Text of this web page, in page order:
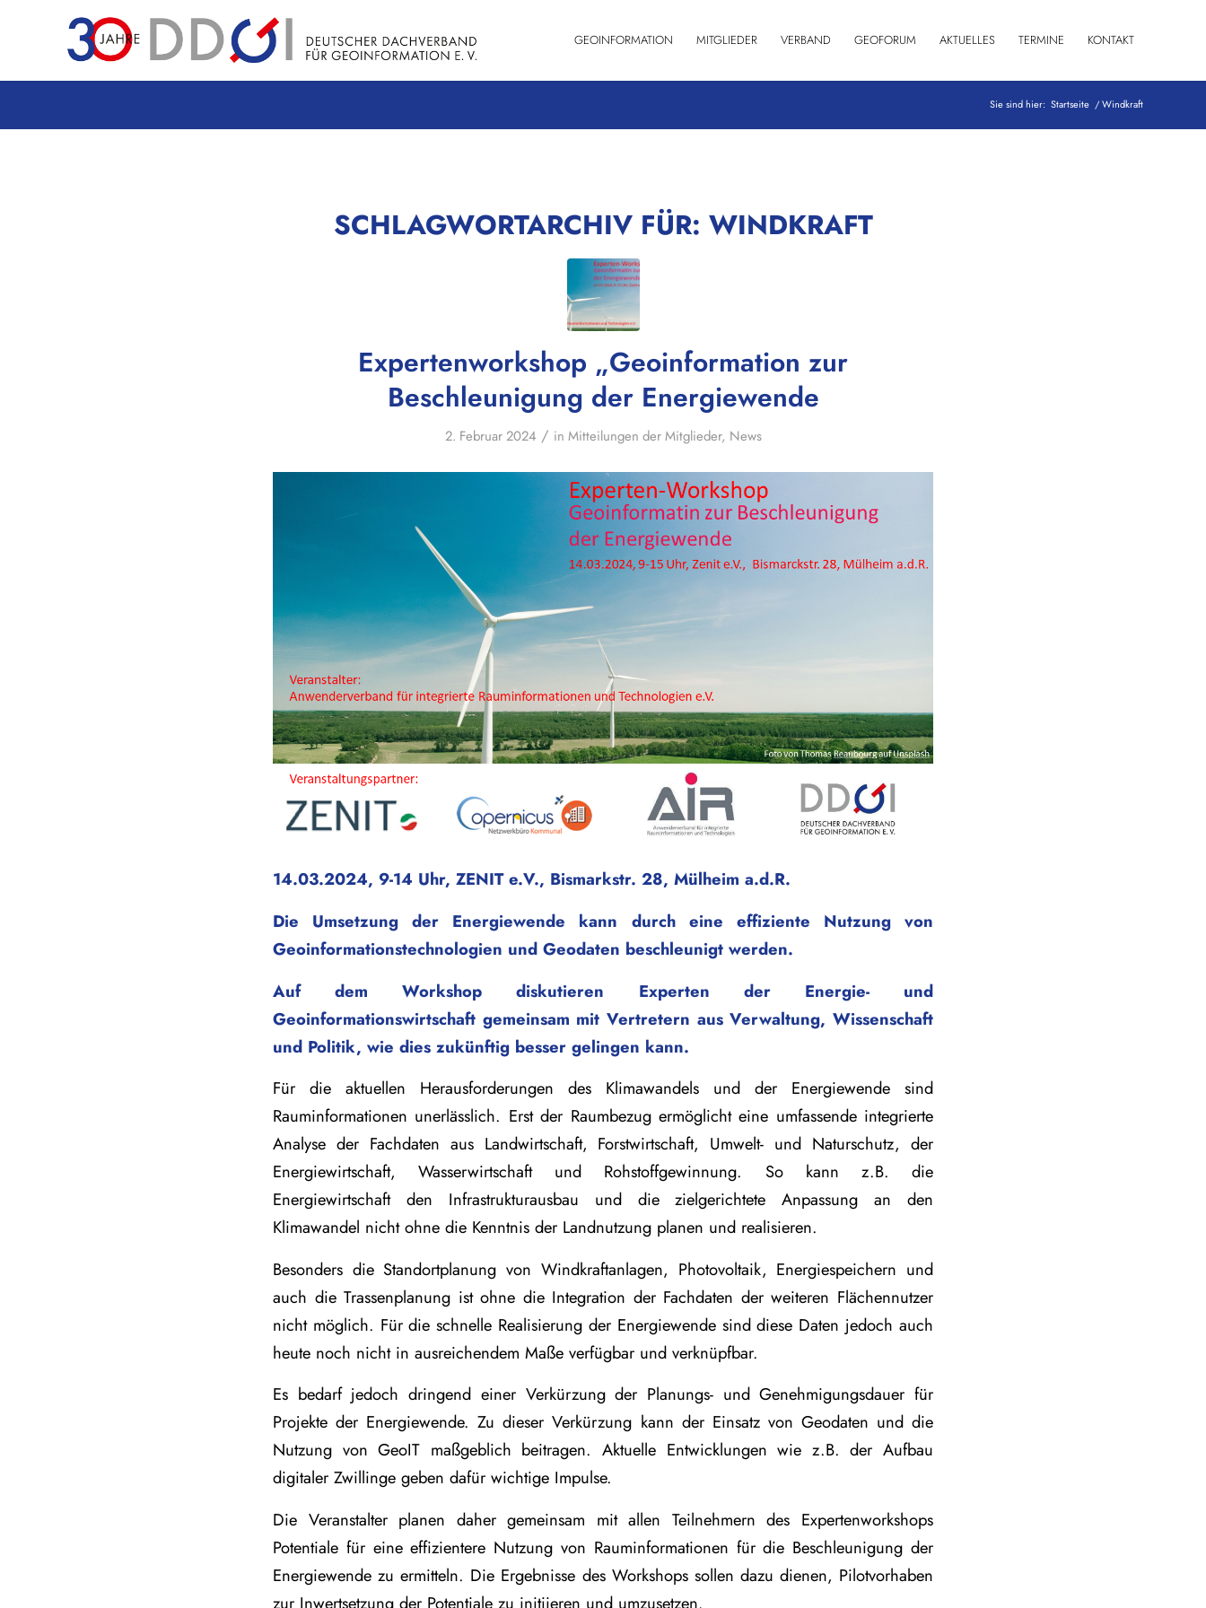
GEOINFORMATION MITGLIEDER VERBAND GEOFORUM AKTUELLES TERMINE KONTAKT
Sie sind hier: Startseite /Windkraft
SCHLAGWORTARCHIV FÜR: WINDKRAFT
Expertenworkshop „Geoinformation zur
Beschleunigung der Energiewende
2. Februar 2024 / in Mitteilungen der Mitglieder, News
14.03.2024, 9-14 Uhr, ZENIT e.V., Bismarkstr. 28, Mülheim a.d.R.
Die Umsetzung der Energiewende kann durch eine effiziente Nutzung von
Geoinformationstechnologien und Geodaten beschleunigt werden.
Auf dem Workshop diskutieren Experten der Energie- und
Geoinformationswirtschaft gemeinsam mit Vertretern aus Verwaltung, Wissenschaft
und Politik, wie dies zukünftig besser gelingen kann.
Für die aktuellen Herausforderungen des Klimawandels und der Energiewende sind
Rauminformationen unerlässlich. Erst der Raumbezug ermöglicht eine umfassende integrierte
Analyse der Fachdaten aus Landwirtschaft, Forstwirtschaft, Umwelt- und Naturschutz, der
Energiewirtschaft, Wasserwirtschaft und Rohstoffgewinnung. So kann z.B. die
Energiewirtschaft den Infrastrukturausbau und die zielgerichtete Anpassung an den
Klimawandel nicht ohne die Kenntnis der Landnutzung planen und realisieren.
Besonders die Standortplanung von Windkraftanlagen, Photovoltaik, Energiespeichern und
auch die Trassenplanung ist ohne die Integration der Fachdaten der weiteren Flächennutzer
nicht möglich. Für die schnelle Realisierung der Energiewende sind diese Daten jedoch auch
heute noch nicht in ausreichendem Maße verfügbar und verknüpfbar.
Es bedarf jedoch dringend einer Verkürzung der Planungs- und Genehmigungsdauer für
Projekte der Energiewende. Zu dieser Verkürzung kann der Einsatz von Geodaten und die
Nutzung von GeoIT maßgeblich beitragen. Aktuelle Entwicklungen wie z.B. der Aufbau
digitaler Zwillinge geben dafür wichtige Impulse.
Die Veranstalter planen daher gemeinsam mit allen Teilnehmern des Expertenworkshops
Potentiale für eine effizientere Nutzung von Rauminformationen für die Beschleunigung der
Energiewende zu ermitteln. Die Ergebnisse des Workshops sollen dazu dienen, Pilotvorhaben
zur Inwertsetzung der Potentiale zu initiieren und umzusetzen.